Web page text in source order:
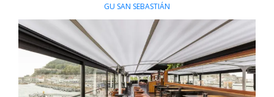
GU SAN SEBASTIÁN